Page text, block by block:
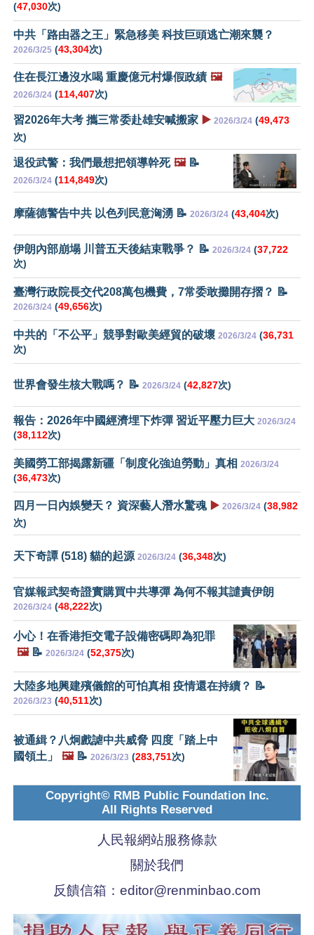
(47,030次)
中共「路由器之王」緊急移美 科技巨頭逃亡潮來襲？
2026/3/25 (43,304次)
住在長江邊沒水喝 重慶億元村爆假政績 🖼️
2026/3/24 (114,407次)
習2026年大考 攜三常委赴雄安喊搬家 ▶️ 2026/3/24 (49,473
次)
退役武警：我們最想把領導幹死 🖼️📝
2026/3/24 (114,849次)
摩薩德警告中共 以色列民意洶湧 📝 2026/3/24 (43,404次)
伊朗內部崩塌 川普五天後結束戰爭？ 📝 2026/3/24 (37,722
次)
臺灣行政院長交代208萬包機費，7常委敢攤開存摺？ 📝
2026/3/24 (49,656次)
中共的「不公平」競爭對歐美經貿的破壞 2026/3/24 (36,731
次)
世界會發生核大戰嗎？ 📝 2026/3/24 (42,827次)
報告：2026年中國經濟埋下炸彈 習近平壓力巨大 2026/3/24
(38,112次)
美國勞工部揭露新疆「制度化強迫勞動」真相 2026/3/24
(36,473次)
四月一日內娛變天？ 資深藝人潛水驚魂 ▶️ 2026/3/24 (38,982
次)
天下奇譚 (518) 貓的起源 2026/3/24 (36,348次)
官媒報武契奇證實購買中共導彈 為何不報其譴責伊朗
2026/3/24 (48,222次)
小心！在香港拒交電子設備密碼即為犯罪
🖼️📝 2026/3/24 (52,375次)
大陸多地興建殯儀館的可怕真相 疫情還在持續？ 📝
2026/3/23 (40,511次)
被通緝？八炯戲謔中共威脅 四度「踏上中
國領土」
🖼️📝 2026/3/23 (283,751次)
Copyright© RMB Public Foundation Inc.
All Rights Reserved
人民報網站服務條款
關於我們
反饋信箱： editor@renminbao.com